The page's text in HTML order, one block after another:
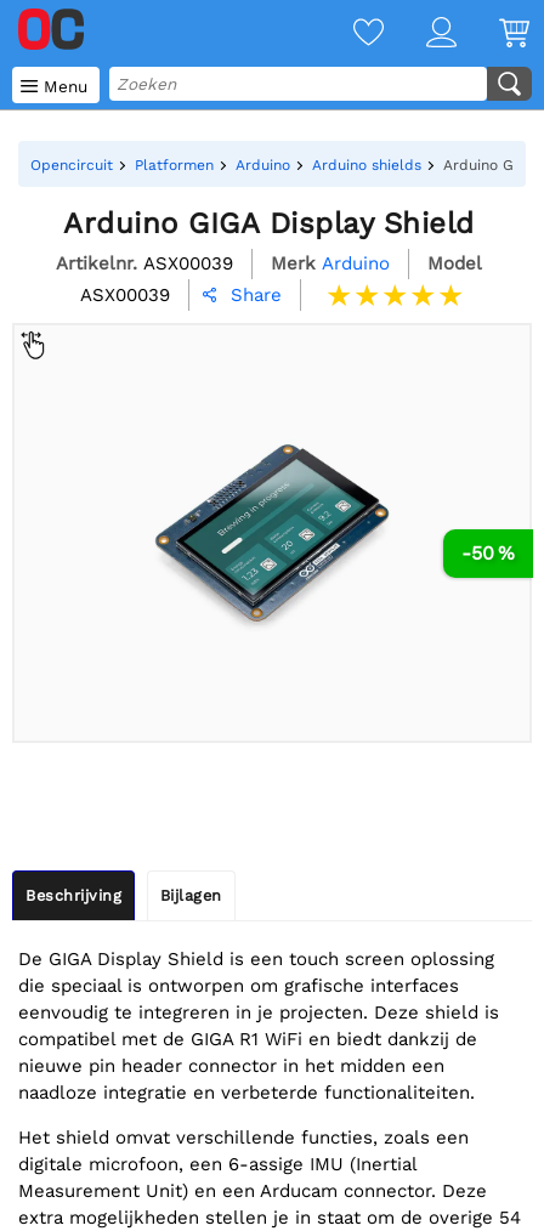
 Menu
Opencircuit Platformen Arduino Arduino shields Arduino
Arduino GIGA Display Shield
Artikelnr. ASX00039 Merk Arduino
Model
ASX00039
 Share
-50 %
Beschrijving Bijlagen
De GIGA Display Shield is een touch screen oplossing
die speciaal is ontworpen om grafische interfaces
eenvoudig te integreren in je projecten. Deze shield is
compatibel met de GIGA R1 WiFi en biedt dankzij de
nieuwe pin header connector in het midden een
naadloze integratie en verbeterde functionaliteiten.
Het shield omvat verschillende functies, zoals een
digitale microfoon, een 6-assige IMU (Inertial
Measurement Unit) en een Arducam connector. Deze
extra mogelijkheden stellen je in staat om de overige 54